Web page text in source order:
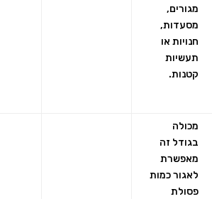
מגורים,
מסעדות,
חנויות או
תעשיות
קטנות.
מכולה
בגודל זה
מאפשרת
לאגור כמות
פסולת